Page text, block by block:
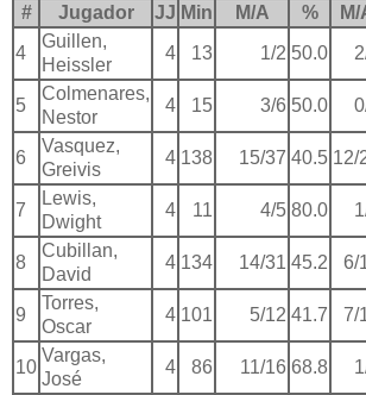
#
Jugador JJ Min M/A % M/
4
Guillen,
Heissler
4 13 1/2 50.0
5
Colmenares,
Nestor
4 15 3/6 50.0
6
Vasquez,
Greivis
4 138 15/37 40.5 12/
7
Lewis,
Dwight
4 11 4/5 80.0
8
Cubillan,
David
4 134 14/31 45.2 6/
9
Torres,
Oscar
4 101 5/12 41.7 7/
10
Vargas,
José
4 86 11/16 68.8